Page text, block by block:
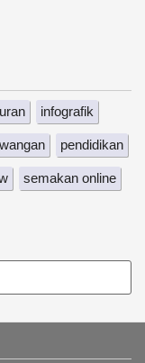
infografik
pendidikan
semakan online